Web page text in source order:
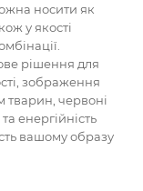
носити як
у якості
рішення для
зображення
тварин, червоні
енергійність
вашому образу